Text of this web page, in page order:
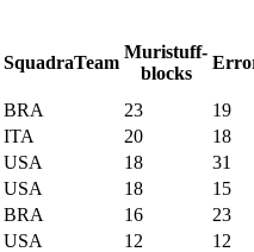
SquadraTeam
Muristuff-
blocks
BRA 23
19
ITA 20
18
USA 18
31
USA 18
15
BRA 16
23
USA 12
12